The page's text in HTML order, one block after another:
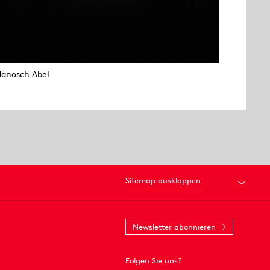
Abel
Sitemap ausklappen
Newsletter abonnieren
Folgen Sie uns?